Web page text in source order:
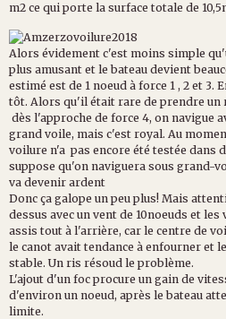
m2 ce qui porte la surface totale de
Alors évidement c'est moins simple
plus amusant et le bateau devient
estimé est de 1 noeud à force 1 , 2 et 3.
tôt. Alors qu'il était rare de prendre un
dès l'approche de force 4, on navigue
grand voile, mais c'est royal. Au
voilure n'a pas encore été testée dans
suppose qu'on naviguera sous grand-
va devenir ardent
Donc ça galope un peu plus! Mais
dessus avec un vent de 10noeuds et
assis tout à l'arrière, car le centre de
le canot avait tendance à enfourner et
stable. Un ris résoud le problème.
L'ajout d'un foc procure un gain de
d'environ un noeud, après le bateau
limite.